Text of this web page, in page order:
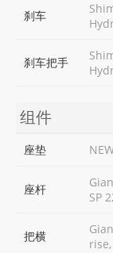
刹车
刹车把手
组件
座垫
座杆
SP
把横